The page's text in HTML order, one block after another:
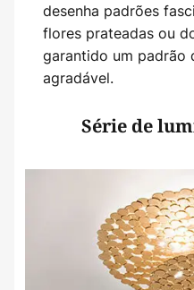
desenha padrões
flores prateadas ou
garantido um padrão
agradável.
Série de